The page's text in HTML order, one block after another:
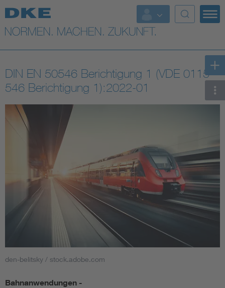
Top-Themen
VDE Fokusthemen
Digital Security
Energy
Industry
Living
Smart Cities
DIN EN 50546 Berichtigung 1 (VDE 0115-
546 Berichtigung 1):2022-01
den-belitsky / stock.adobe.com
Bahnanwendungen -